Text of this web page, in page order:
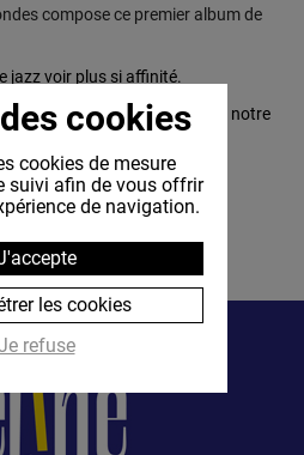
compose ce premier album de
jazz voir plus si affinité.
inaperçu avec son Tigre Azul, notre
cookies
cookies de mesure
suivi afin de vous offrir
de navigation.
les cookies
refuse